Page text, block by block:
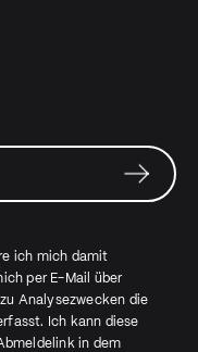
ich mich damit
per E-Mail über
Analysezwecken die
Ich kann diese
in dem